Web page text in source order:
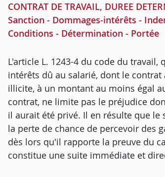
CONTRAT DE TRAVAIL, DUREE
Sanction - Dommages-intérêts -
Conditions - Détermination - Portée
L'article L. 1243-4 du code du
intérêts dû au salarié, dont le
illicite, à un montant au moins égal
contrat, ne limite pas le préjudice
il aurait été privé. Il en résulte que
la perte de chance de percevoir des
dès lors qu'il rapporte la preuve du
constitue une suite immédiate et